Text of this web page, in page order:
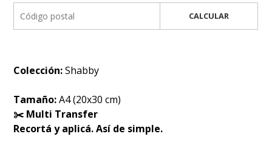
CALCULAR
Colección:Shabby
Tamaño:A4 (20x30 cm)
✂️ Multi Transfer
Recortá y aplicá. Así de simple.